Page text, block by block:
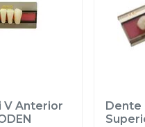
V Anterior
Dente